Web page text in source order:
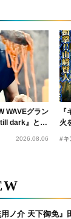
WAVEグラン
dark』と同
2026.08.06
火
#キ
用ノ介 天下御免